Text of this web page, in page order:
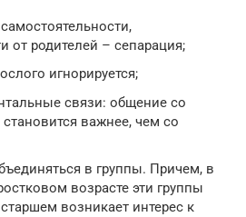
от родителей – сепарация;
игнорируется;
связи: общение со
важнее, чем со
в группы. Причем, в
возрасте эти группы
возникает интерес к